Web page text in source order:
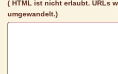
( HTML ist nicht erlaubt. URLs
umgewandelt.)